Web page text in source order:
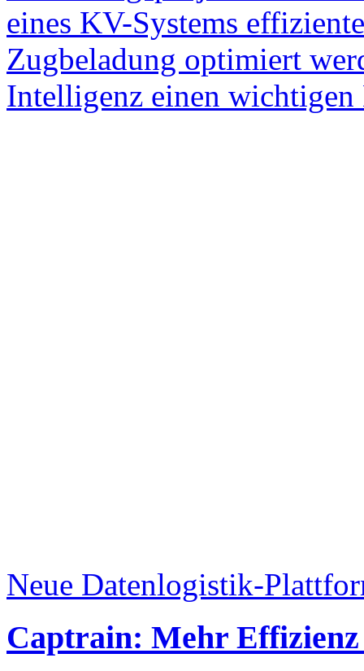
eines KV-Systems
Zugbeladung optimiert
Intelligenz einen wichtigen
Neue Datenlogistik-
Captrain: Mehr